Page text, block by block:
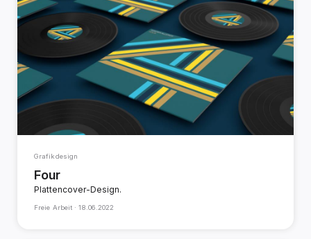
Grafikdesign
Four
Plattencover-Design.
Freie Arbeit ·18.06.2022